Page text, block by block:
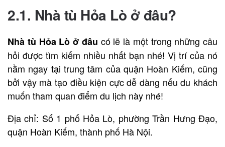
2.1. Nhà tù Hỏa Lò ở đâu?
Nhà tù Hỏa Lò ở đâu có lẽ là một trong những câu
hỏi được tìm kiếm nhiều nhất bạn nhé! Vị trí của nó
nằm ngay tại trung tâm của quận Hoàn Kiếm, cũng
bởi vậy mà tạo điều kiện cực dễ dàng nếu du khách
muốn tham quan điểm du lịch này nhé!
Địa chỉ: Số 1 phố Hỏa Lò, phường Trần Hưng Đạo,
quận Hoàn Kiếm, thành phố Hà Nội.